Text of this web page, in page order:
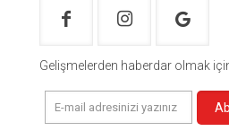
Gelişmelerden haberdar olmak